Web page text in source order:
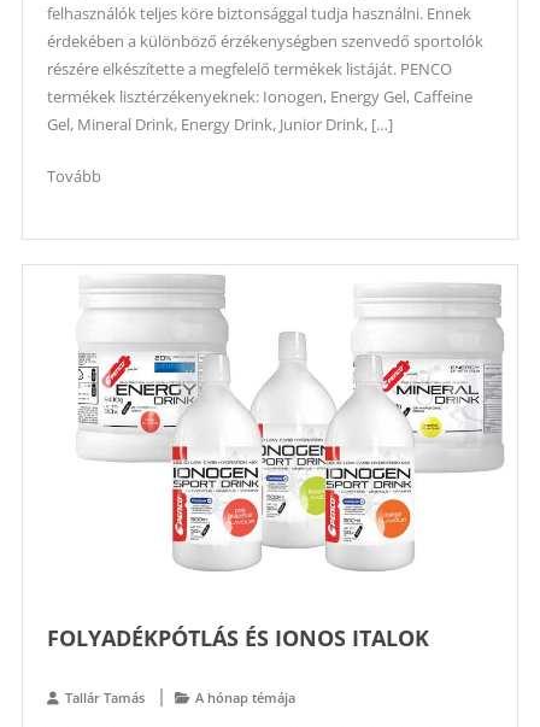
felhasználók teljes köre biztonsággal tudja használni. Ennek
érdekében a különböző érzékenységben szenvedő sportolók
részére elkészítette a megfelelő termékek listáját. PENCO
termékek lisztérzékenyeknek: Ionogen, Energy Gel, Caffeine
Gel, Mineral Drink, Energy Drink, Junior Drink, […]
Tovább
FOLYADÉKPÓTLÁS ÉS IONOS ITALOK
Tallár Tamás A hónap témája